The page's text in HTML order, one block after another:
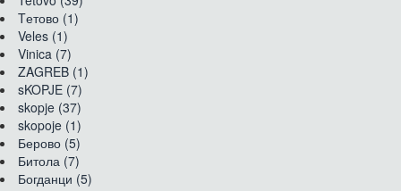
Tетово (1)
Veles (1)
Vinica (7)
ZAGREB (1)
sKOPJE (7)
skopje (37)
skopoje (1)
Берово (5)
Битола (7)
Богданци (5)